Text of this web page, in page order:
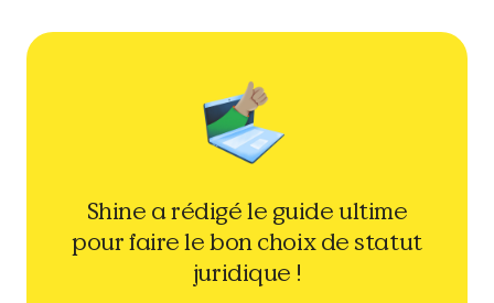
Shine a rédigé le guide ultime
pour faire le bon choix de statut
juridique !